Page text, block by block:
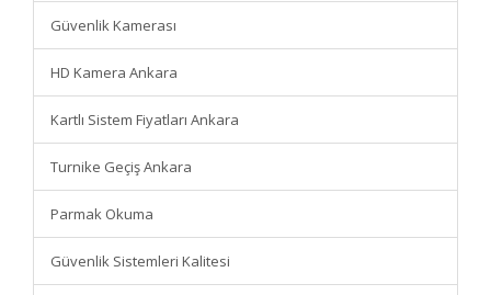
Güvenlik Kamerası
HD Kamera Ankara
Kartlı Sistem Fiyatları Ankara
Turnike Geçiş Ankara
Parmak Okuma
Güvenlik Sistemleri Kalitesi